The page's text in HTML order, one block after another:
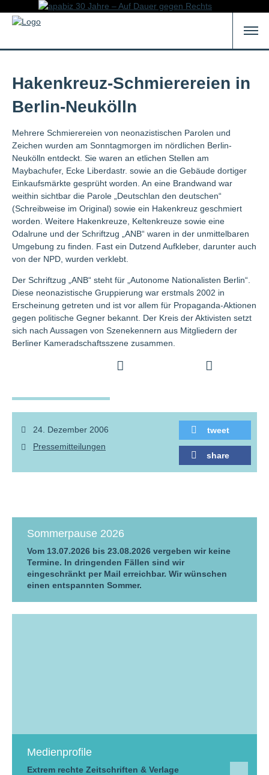
Hakenkreuz-Schmierereien in
Berlin-Neukölln
Mehrere Schmierereien von neonazistischen Parolen und
Zeichen wurden am Sonntagmorgen im nördlichen Berlin-
Neukölln entdeckt. Sie waren an etlichen Stellen am
Maybachufer, Ecke Liberdastr. sowie an die Gebäude dortiger
Einkaufsmärkte gesprüht worden. An eine Brandwand war
weithin sichtbar die Parole „Deutschlan den deutschen“
(Schreibweise im Original) sowie ein Hakenkreuz geschmiert
worden. Weitere Hakenkreuze, Keltenkreuze sowie eine
Odalrune und der Schriftzug „ANB“ waren in der unmittelbaren
Umgebung zu finden. Fast ein Dutzend Aufkleber, darunter auch
von der NPD, wurden verklebt.
Der Schriftzug „ANB“ steht für „Autonome Nationalisten Berlin“.
Diese neonazistische Gruppierung war erstmals 2002 in
Erscheinung getreten und ist vor allem für Propaganda-Aktionen
gegen politische Gegner bekannt. Der Kreis der Aktivisten setzt
sich nach Aussagen von Szenekennern aus Mitgliedern der
Berliner Kameradschaftsszene zusammen.
tweet
share
24. Dezember 2006
Pressemitteilungen
Sommerpause 2026
Vom 13.07.2026 bis 23.08.2026 vergeben wir keine
Termine. In dringenden Fällen sind wir
eingeschränkt per Mail erreichbar. Wir wünschen
einen entspannten Sommer.
Medienprofile
Extrem rechte Zeitschriften & Verlage